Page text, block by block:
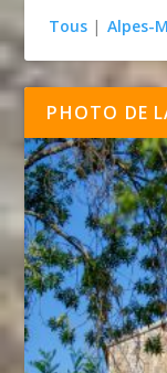
Tous | Alpes-
PHOTO DE